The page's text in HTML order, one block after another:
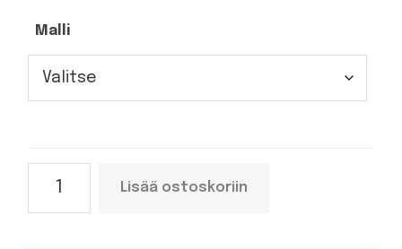
Malli
IFEED
Lisää ostoskoriin